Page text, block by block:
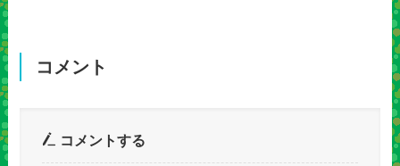
コメント
コメントする